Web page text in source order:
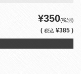
¥350(税別)
( 税込 ¥385 )